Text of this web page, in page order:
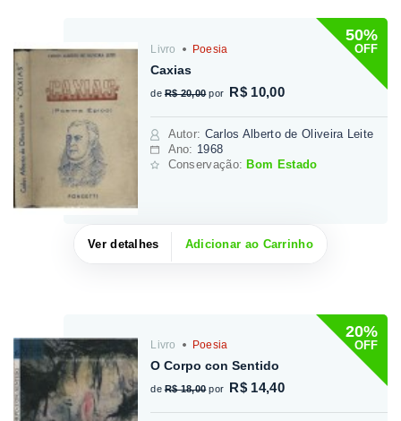
50%
OFF
Livro Poesia
Caxias
de R$ 20,00 por R$ 10,00
Autor: Carlos Alberto de Oliveira Leite
Ano: 1968
Conservação:Bom Estado
Ver detalhes Adicionar ao Carrinho
20%
OFF
Livro Poesia
O Corpo con Sentido
de R$ 18,00 por R$ 14,40